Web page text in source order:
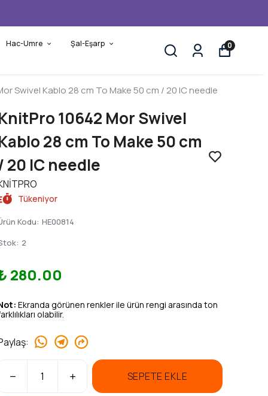
Hac-Umre
Şal-Eşarp
0
Swivel Kablo 28 cm To Make 50 cm / 20 IC needle
10642 Mor Swivel
28 cm To Make 50 cm
20 IC needle
Tükeniyor
Kodu: HE00814
: 2
280.00
Ekranda görünen renkler ile ürün rengi arasında ton
olabilir.
:
SEPETE EKLE